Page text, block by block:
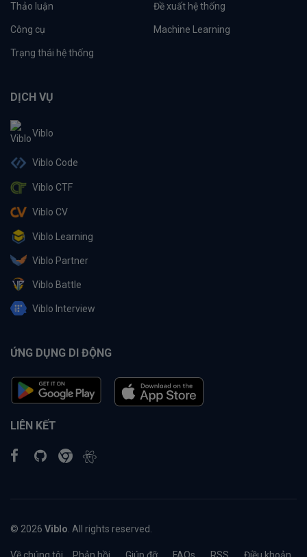
Thảo luận Đề xuất hệ thống
Công cụ Machine Learning
Trạng thái hệ thống
DỊCH VỤ
Viblo
Viblo Code
Viblo CTF
Viblo CV
Viblo Learning
Viblo Partner
Viblo Battle
Viblo Interview
ỨNG DỤNG DI ĐỘNG
LIÊN KẾT
© 2026 Viblo . All rights reserved.